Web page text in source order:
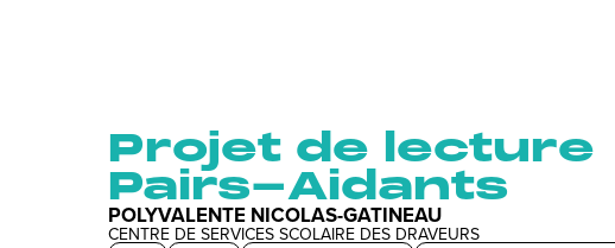
Projet de lecture
Pairs-Aidants
POLYVALENTE NICOLAS-GATINEAU
CENTRE DE SERVICES SCOLAIRE DES DRAVEURS